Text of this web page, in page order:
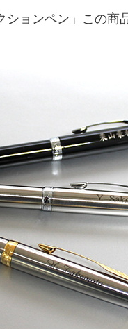
ョンペン」この商